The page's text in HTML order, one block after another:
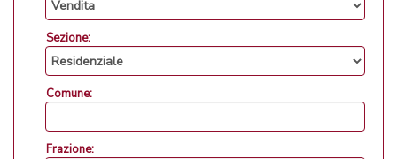
Sezione:
Comune:
Frazione: